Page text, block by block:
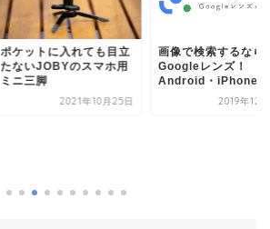
ポケットに入れても目立
たないJOBYのスマホ用
ミニ三脚
2021年10月25日
画像で検索するなら
Googleレンズ！
Android・iPhone...
2019年12